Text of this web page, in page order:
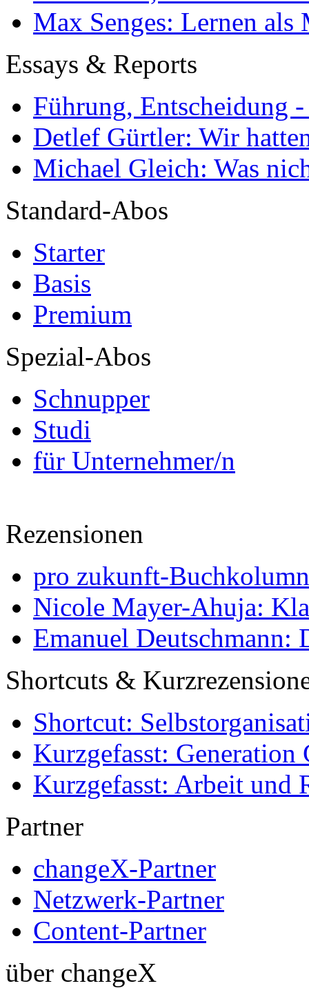
Max Senges: Lernen als
Essays & Reports
Führung, Entscheidung
Detlef Gürtler: Wir
Michael Gleich: Was
Standard-Abos
Starter
Basis
Premium
Spezial-Abos
Schnupper
Studi
für Unternehmer/n
Rezensionen
pro zukunft-
Nicole Mayer-Ahuja:
Emanuel Deutschmann:
Shortcuts &
Shortcut:
Kurzgefasst: Generation
Kurzgefasst: Arbeit und
Partner
changeX-Partner
Netzwerk-Partner
Content-Partner
über changeX